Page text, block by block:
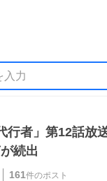
行者」第12話放
続出
161件のポスト